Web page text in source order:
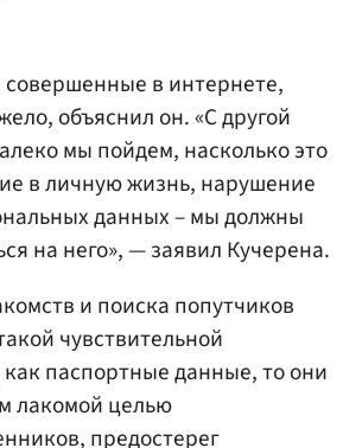
в интернете,
объяснил он. «С другой
мы пойдем, насколько это
в личную жизнь, нарушение
данных – мы должны
на него», — заявил Кучерена.
и поиска попутчиков
чувствительной
паспортные данные, то они
лакомой целью
предостерег